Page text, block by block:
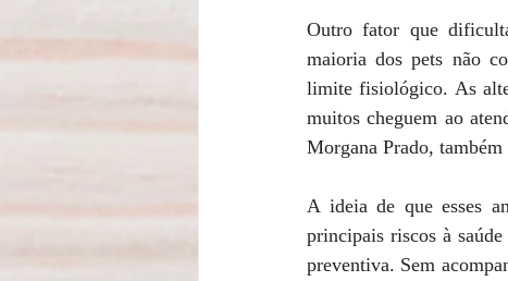
Outro fator que
maioria dos pets não
limite fisiológico. As
muitos cheguem ao
Morgana Prado,
A ideia de que esses
principais riscos à
preventiva. Sem